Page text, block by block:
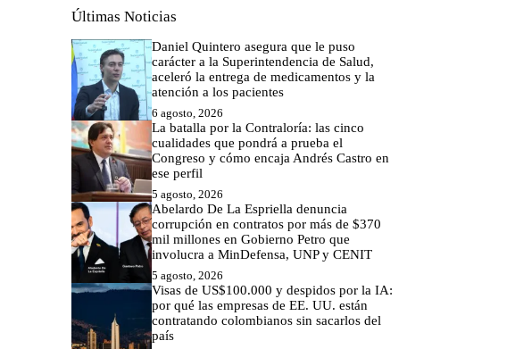
Últimas Noticias
Daniel Quintero asegura que le puso
carácter a la Superintendencia de Salud,
aceleró la entrega de medicamentos y la
atención a los pacientes
6 agosto, 2026
La batalla por la Contraloría: las cinco
cualidades que pondrá a prueba el
Congreso y cómo encaja Andrés Castro en
ese perfil
5 agosto, 2026
Abelardo De La Espriella denuncia
corrupción en contratos por más de $370
mil millones en Gobierno Petro que
involucra a MinDefensa, UNP y CENIT
5 agosto, 2026
Visas de US$100.000 y despidos por la IA:
por qué las empresas de EE. UU. están
contratando colombianos sin sacarlos del
país